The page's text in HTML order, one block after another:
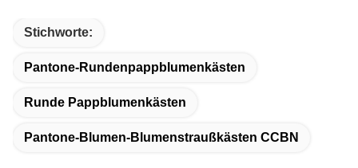
Stichworte:
Pantone-Rundenpappblumenkästen
Runde Pappblumenkästen
Pantone-Blumen-Blumenstraußkästen CCBN